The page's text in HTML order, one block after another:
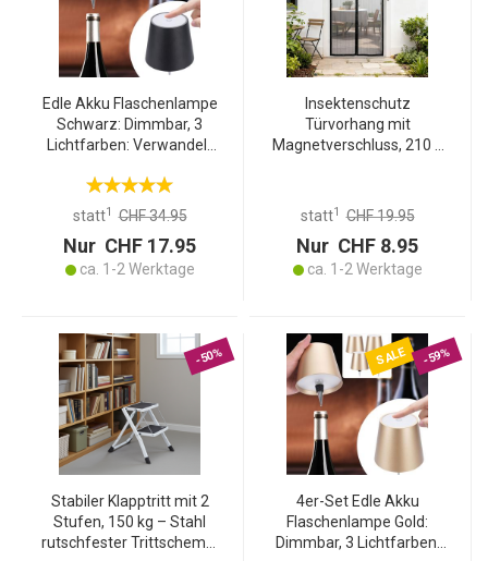
Edle Akku Flaschenlampe
Schwarz: Dimmbar, 3
Lichtfarben: Verwandelt
stimmungsvolle Leuchten
statt1 CHF 34.95
Nur CHF 17.95
ca. 1-2 Werktage
Insektenschutz
Türvorhang mit
Magnetverschluss, 210 x
statt1 CHF 19.95
Nur CHF 8.95
ca. 1-2 Werktage
-50%
Stabiler Klapptritt mit 2
Stufen, 150 kg – Stahl
rutschfester Trittschemel
SALE -59%
4er-Set Edle Akku
Flaschenlampe Gold:
Dimmbar, 3 Lichtfarben: